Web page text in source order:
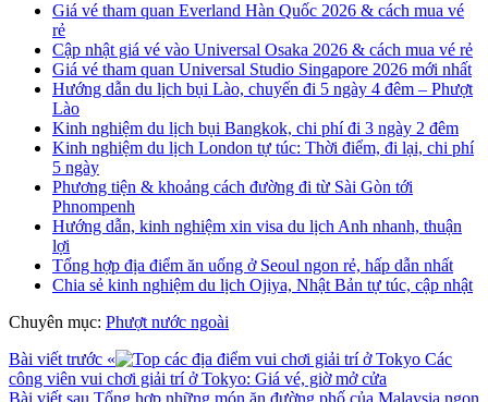
Giá vé tham quan Everland Hàn Quốc 2026 & cách mua vé
rẻ
Cập nhật giá vé vào Universal Osaka 2026 & cách mua vé rẻ
Giá vé tham quan Universal Studio Singapore 2026 mới nhất
Hướng dẫn du lịch bụi Lào, chuyến đi 5 ngày 4 đêm – Phượt
Lào
Kinh nghiệm du lịch bụi Bangkok, chi phí đi 3 ngày 2 đêm
Kinh nghiệm du lịch London tự túc: Thời điểm, đi lại, chi phí
5 ngày
Phương tiện & khoảng cách đường đi từ Sài Gòn tới
Phnompenh
Hướng dẫn, kinh nghiệm xin visa du lịch Anh nhanh, thuận
lợi
Tổng hợp địa điểm ăn uống ở Seoul ngon rẻ, hấp dẫn nhất
Chia sẻ kinh nghiệm du lịch Ojiya, Nhật Bản tự túc, cập nhật
Chuyên mục: Phượt nước ngoài
Bài viết trước «
Các
công viên vui chơi giải trí ở Tokyo: Giá vé, giờ mở cửa